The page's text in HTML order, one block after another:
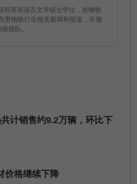
得英语语言文学硕士学位，在钢铁
责钢铁行业相关新闻和报道，并领
团队。
计销售约9.2万辆，环比下
价格继续下降